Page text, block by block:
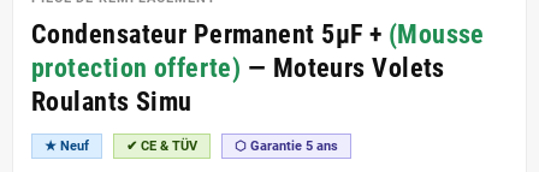
Condensateur Permanent 5µF + (Mousse
protection offerte) — Moteurs Volets
Roulants Simu
★ Neuf ✔ CE & TÜV ⬡ Garantie 5 ans